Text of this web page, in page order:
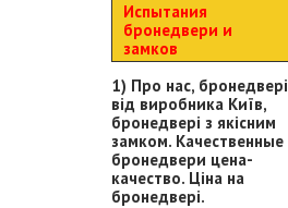
Испытания
бронедвери и
замков
1) Про нас, бронедвері
від виробника Київ,
бронедвері з якісним
замком. Качественные
бронедвери цена-
качество. Ціна на
бронедвері.